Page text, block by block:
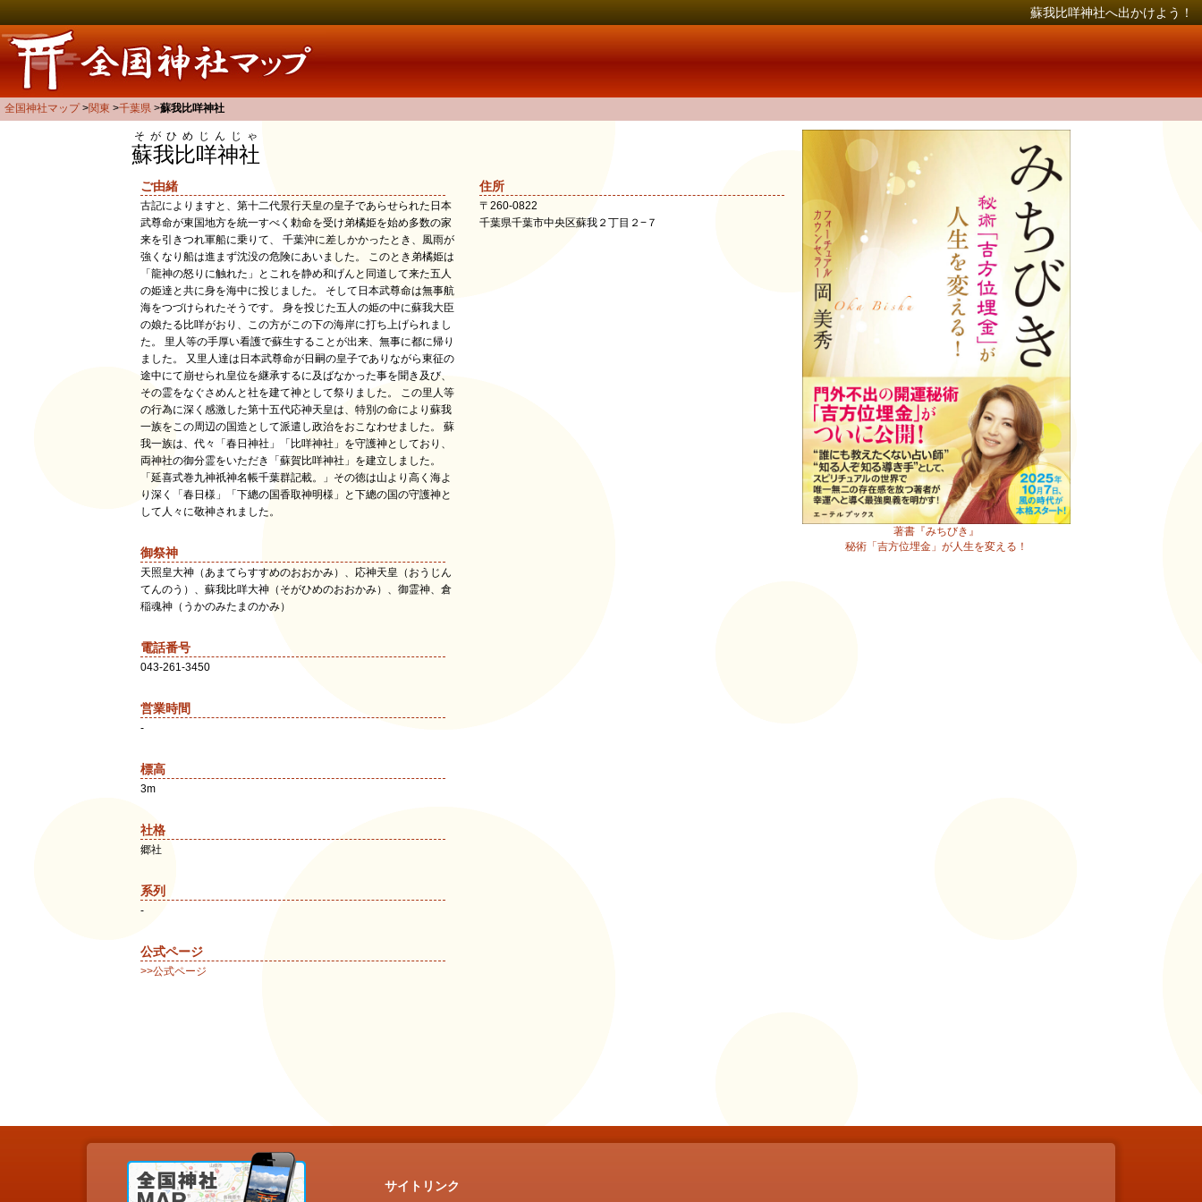
蘇我比咩神社へ出かけよう！
全国神社マップ 関東 千葉県 蘇我比咩神社
著書『みちびき』
秘術「吉方位埋金」が人生を変える！
蘇我比咩神社
そがひめじんじゃ
ご由緒
古記によりますと、第十二代景行天皇の皇子であらせられた日本
武尊命が東国地方を統一すべく勅命を受け弟橘姫を始め多数の家
来を引きつれ軍船に乗りて、 千葉沖に差しかかったとき、風雨が
強くなり船は進まず沈没の危険にあいました。 このとき弟橘姫は
「龍神の怒りに触れた」とこれを静め和げんと同道して来た五人
の姫達と共に身を海中に投じました。 そして日本武尊命は無事航
海をつづけられたそうです。 身を投じた五人の姫の中に蘇我大臣
の娘たる比咩がおり、この方がこの下の海岸に打ち上げられまし
た。 里人等の手厚い看護で蘇生することが出来、無事に都に帰り
ました。 又里人達は日本武尊命が日嗣の皇子でありながら東征の
途中にて崩せられ皇位を継承するに及ばなかった事を聞き及び、
その霊をなぐさめんと社を建て神として祭りました。 この里人等
の行為に深く感激した第十五代応神天皇は、特別の命により蘇我
一族をこの周辺の国造として派遣し政治をおこなわせました。 蘇
我一族は、代々「春日神社」「比咩神社」を守護神としており、
両神社の御分霊をいただき「蘇賀比咩神社」を建立しました。
「延喜式巻九神祇神名帳千葉群記載。」その徳は山より高く海よ
り深く「春日様」「下總の国香取神明様」と下總の国の守護神と
して人々に敬神されました。
住所
〒 260-0822
千葉県千葉市中央区蘇我２丁目２−７
御祭神
天照皇大神（あまてらすすめのおおかみ）、応神天皇（おうじん
てんのう）、蘇我比咩大神（そがひめのおおかみ）、御霊神、倉
稲魂神（うかのみたまのかみ）
電話番号
043-261-3450
営業時間
-
標高
3m
社格
郷社
系列
-
公式ページ
>>公式ページ
サイトリンク